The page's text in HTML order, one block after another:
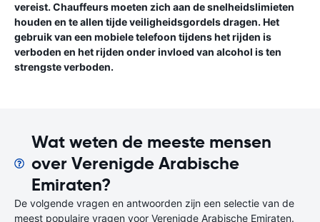
vereist. Chauffeurs moeten zich aan de snelheidslimieten
houden en te allen tijde veiligheidsgordels dragen. Het
gebruik van een mobiele telefoon tijdens het rijden is
verboden en het rijden onder invloed van alcohol is ten
strengste verboden.
Wat weten de meeste mensen
over Verenigde Arabische
Emiraten?
De volgende vragen en antwoorden zijn een selectie van de
meest populaire vragen voor Verenigde Arabische Emiraten.